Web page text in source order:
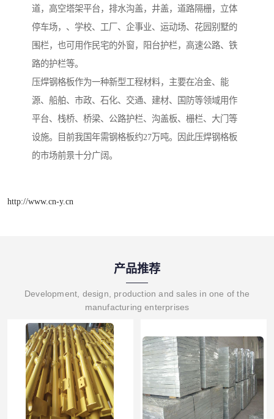
道，高空塔架平台，排水沟盖，井盖，道路隔栅，立体
停车场，、学校、工厂、企事业、运动场、花园别墅的
围栏，也可用作民宅的外窗，阳台护栏，高速公路、铁
路的护栏等。
压焊钢格板作为一种新型工程材料，主要在冶金、能
源、船舶、市政、石化、交通、建材、国防等领域用作
平台、栈桥、桥梁、公路护栏、沟盖板、栅栏、大门等
设施。目前我国年需钢格板约27万吨。因此压焊钢格板
的市场前景十分广阔。
http://www.cn-y.cn
产品推荐
Development, design, production and sales in one of the
manufacturing enterprises